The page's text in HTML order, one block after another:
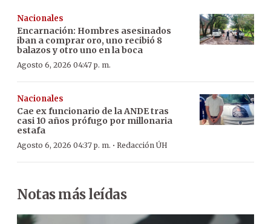
Nacionales
Encarnación: Hombres asesinados
iban a comprar oro, uno recibió 8
balazos y otro uno en la boca
Agosto 6, 2026 04:47 p. m.
Nacionales
Cae ex funcionario de la ANDE tras
casi 10 años prófugo por millonaria
estafa
Agosto 6, 2026 04:37 p. m. · Redacción ÚH
Notas más leídas